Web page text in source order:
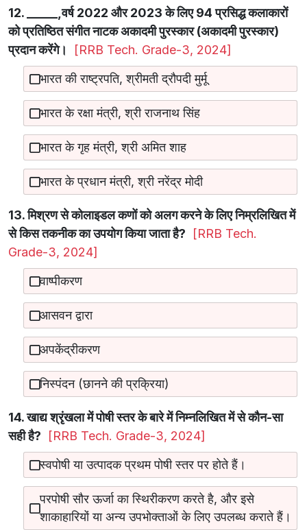
12. _____,वर्ष 2022 और 2023 के लिए 94 प्रसिद्ध कलाकारों
को प्रतिष्ठित संगीत नाटक अकादमी पुरस्कार (अकादमी पुरस्कार)
प्रदान करेंगे।
[RRB Tech. Grade-3, 2024]
भारत की राष्ट्रपति, श्रीमती द्रौपदी मुर्मू
भारत के रक्षा मंत्री, श्री राजनाथ सिंह
भारत के गृह मंत्री, श्री अमित शाह
भारत के प्रधान मंत्री, श्री नरेंद्र मोदी
13. मिश्रण से कोलाइडल कणों को अलग करने के लिए निम्रलिखित में
से किस तकनीक का उपयोग किया जाता है?
[RRB Tech.
Grade-3, 2024]
वाष्पीकरण
आसवन द्वारा
अपकेंद्रीकरण
निस्पंदन (छानने की प्रक्रिया)
14. खाद्य श्रृंखला में पोषी स्तर के बारे में निम्नलिखित में से कौन-सा
सही है?
[RRB Tech. Grade-3, 2024]
स्वपोषी या उत्पादक प्रथम पोषी स्तर पर होते हैं।
परपोषी सौर ऊर्जा का स्थिरीकरण करते है, और इसे
शाकाहारियों या अन्य उपभोक्ताओं के लिए उपलब्ध कराते हैं।